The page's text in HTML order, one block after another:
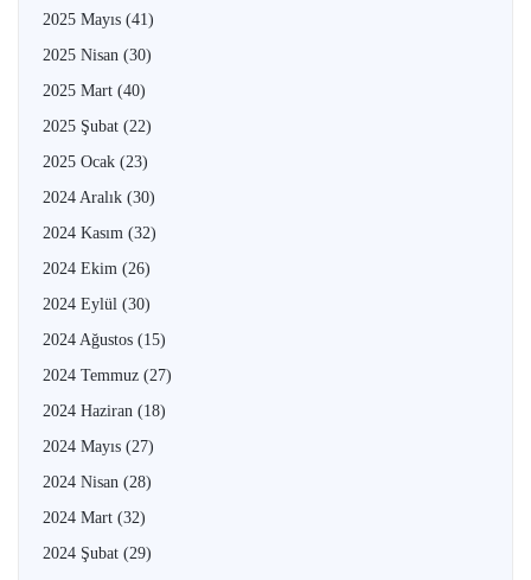
2025 Mayıs (41)
2025 Nisan (30)
2025 Mart (40)
2025 Şubat (22)
2025 Ocak (23)
2024 Aralık (30)
2024 Kasım (32)
2024 Ekim (26)
2024 Eylül (30)
2024 Ağustos (15)
2024 Temmuz (27)
2024 Haziran (18)
2024 Mayıs (27)
2024 Nisan (28)
2024 Mart (32)
2024 Şubat (29)